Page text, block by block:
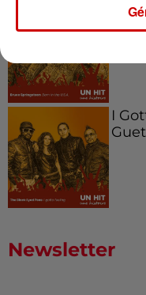
I
Newsletter